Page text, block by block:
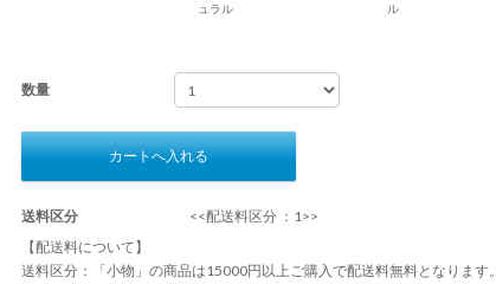
ュラル
ル
数量
カートへ入れる
送料区分
<<配送料区分 ：1>>
【配送料について】
送料区分：「小物」の商品は15000円以上ご購入で配送料無料となります。